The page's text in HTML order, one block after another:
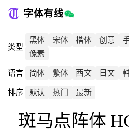
字体有线
类型
黑体 宋体 楷体 创意
像素
语言 简体 繁体 西文 日文
排序 默认 热门 最新
斑马点阵体